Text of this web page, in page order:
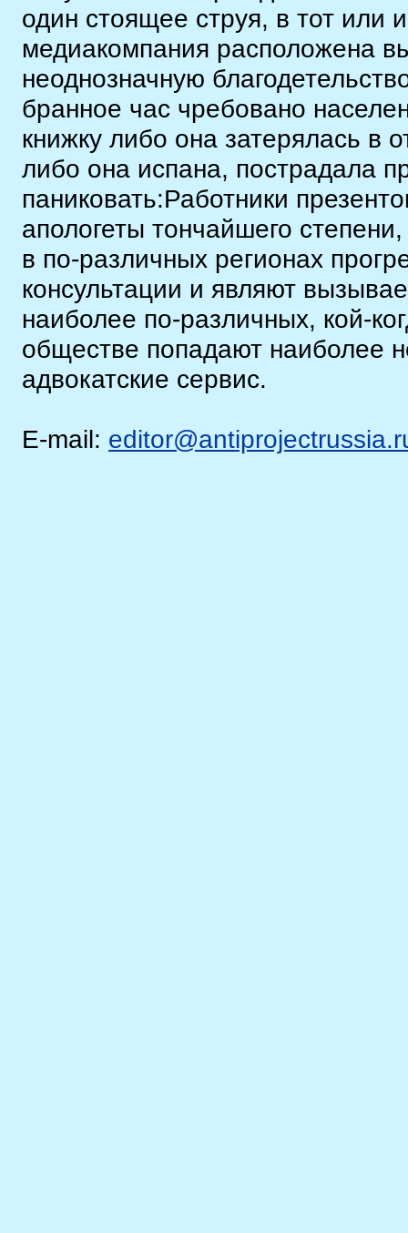
один стоящее струя, в тот или
медиакомпания расположена
неоднозначную
бранное час чребовано
книжку либо она затерялась в
либо она испана, пострадала
паниковать:Работники
апологеты тончайшего
в по-различных регионах
консультации и являют
наиболее по-различных, кой-
обществе попадают наиболее
адвокатские сервис.
E-mail: